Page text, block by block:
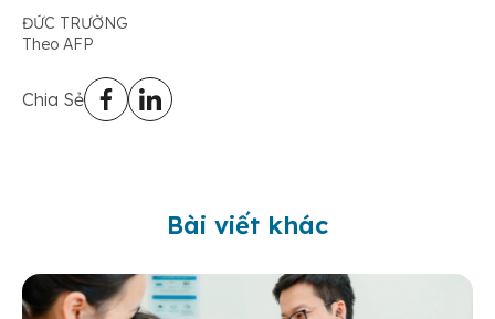
ĐỨC TRƯỜNG
Theo AFP
Chia Sẻ
Bài viết khác